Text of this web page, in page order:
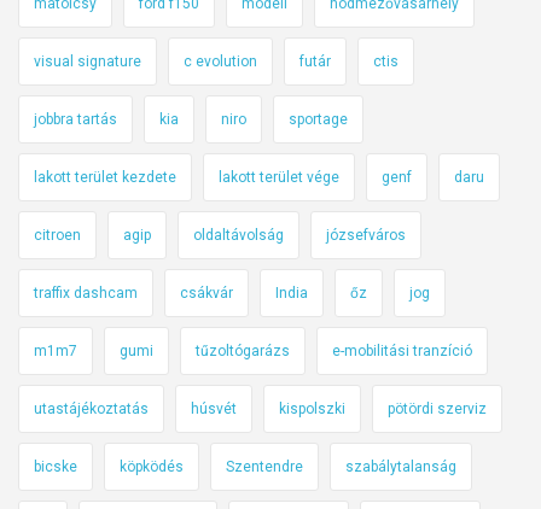
matolcsy ford f150 modell hódmezővásárhely
visual signature c evolution futár ctis
jobbra tartás kia niro sportage
lakott terület kezdete lakott terület vége genf daru
citroen agip oldaltávolság józsefváros
traffix dashcam csákvár India őz jog
m1m7 gumi tűzoltógarázs e-mobilitási tranzíció
utastájékoztatás húsvét kispolszki pötördi szerviz
bicske köpködés Szentendre szabálytalanság